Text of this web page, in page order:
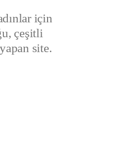
için
çeşitli
site.